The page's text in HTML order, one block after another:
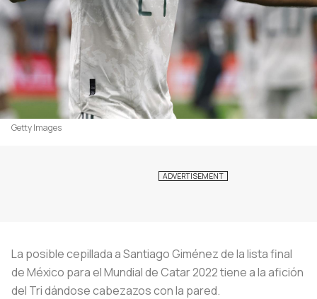
Getty Images
La posible cepillada a Santiago Giménez de la lista final
de México para el Mundial de Catar 2022 tiene a la afición
del Tri dándose cabezazos con la pared.